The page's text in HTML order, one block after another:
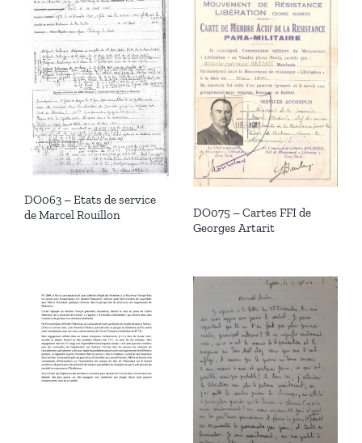
DO063 – Etats de service
de Marcel Rouillon
DO075 – Cartes FFI de
Georges Artarit